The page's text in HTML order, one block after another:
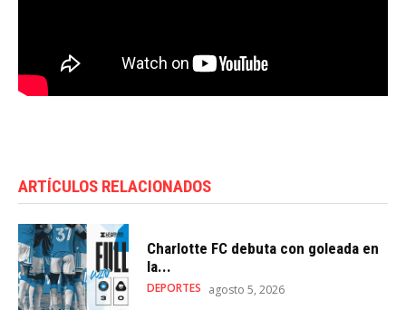
ARTÍCULOS RELACIONADOS
Charlotte FC debuta con goleada en
la...
DEPORTES agosto 5, 2026